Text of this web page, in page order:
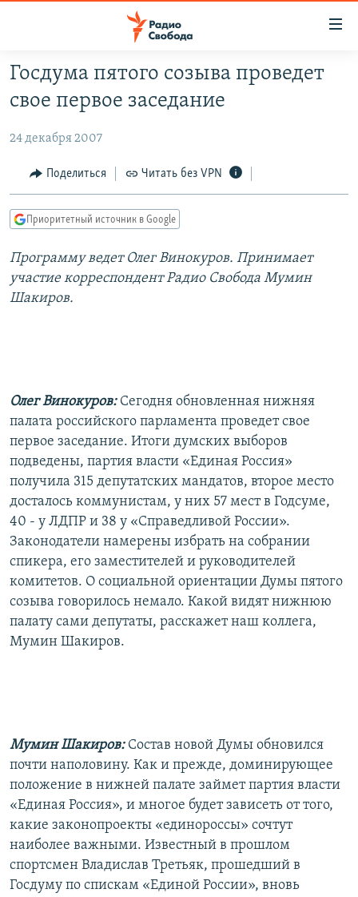
упрощенного
доступа
содержанию
Вернутся
навигации
Вернутся
ПРОГРАММЫ
ПОДКАСТЫ
АВТОРСКИЕ ПРОЕКТЫ
ЦИТАТЫ СВОБОДЫ
КУЛЬТУРА
IDEL.РЕАЛИИ
КАВКАЗ.РЕАЛИИ
ПОДПИШИТЕСЬ НА РАССЫЛКУ
СОЦИАЛЬНЫЕ СЕТИ
Все сайты РСЕ/РС
Госдума пятого созыва проведет
свое первое заседание
24 декабря 2007
Поделиться Читать без VPN
Приоритетный источник в Google
Программу ведет Олег Винокуров. Принимает
участие корреспондент Радио Свобода Мумин
Шакиров.
Олег Винокуров: Сегодня обновленная нижняя
палата российского парламента проведет свое
первое заседание. Итоги думских выборов
подведены, партия власти «Единая Россия»
получила 315 депутатских мандатов, второе место
досталось коммунистам, у них 57 мест в Годсуме,
40 - у ЛДПР и 38 у «Справедливой России».
Законодатели намерены избрать на собрании
спикера, его заместителей и руководителей
комитетов. О социальной ориентации Думы пятого
созыва говорилось немало. Какой видят нижнюю
палату сами депутаты, расскажет наш коллега,
Мумин Шакиров.
Мумин Шакиров: Состав новой Думы обновился
почти наполовину. Как и прежде, доминирующее
положение в нижней палате займет партия власти
«Единая Россия», и многое будет зависеть от того,
какие законопроекты «единороссы» сочтут
наиболее важными. Известный в прошлом
спортсмен Владислав Третьяк, прошедший в
Госдуму по спискам «Единой России», вновь